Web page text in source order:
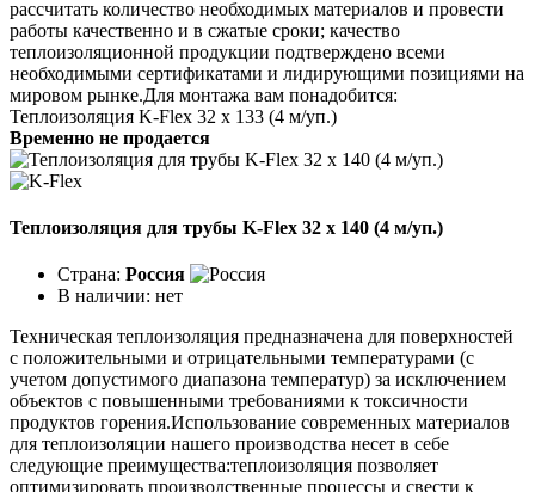
рассчитать количество необходимых материалов и провести
работы качественно и в сжатые сроки; качество
теплоизоляционной продукции подтверждено всеми
необходимыми сертификатами и лидирующими позициями на
мировом рынке.Для монтажа вам понадобится:
Теплоизоляция K-Flex 32 х 133 (4 м/уп.)
Временно не продается
Теплоизоляция для трубы K-Flex 32 х 140 (4 м/уп.)
Страна: Россия
В наличии: нет
Техническая теплоизоляция предназначена для поверхностей
с положительными и отрицательными температурами (с
учетом допустимого диапазона температур) за исключением
объектов с повышенными требованиями к токсичности
продуктов горения.Использование современных материалов
для теплоизоляции нашего производства несет в себе
следующие преимущества:теплоизоляция позволяет
оптимизировать производственные процессы и свести к